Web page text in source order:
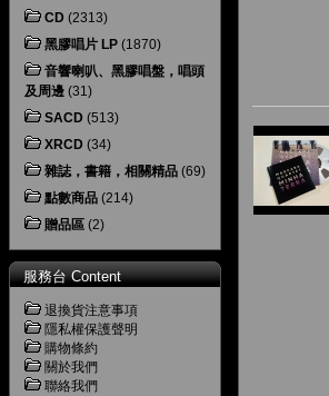
CD (2313)
黑膠唱片 LP (1870)
音響喇叭、黑膠唱盤，唱頭
及周邊 (31)
SACD (513)
XRCD (34)
雜誌，書籍，相關精品 (69)
點數商品 (214)
贈品區 (2)
服務台 Content
退換貨注意事項
隱私權保護聲明
購物條約
關於我們
聯絡我們